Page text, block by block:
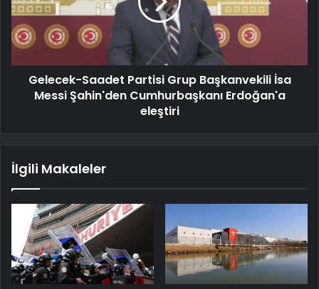
Gelecek-Saadet Partisi Grup Başkanvekili İsa
Messi Şahin'den Cumhurbaşkanı Erdoğan'a
eleştiri
İlgili Makaleler